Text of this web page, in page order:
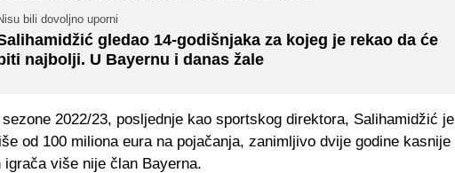
bili dovoljno uporni
gledao 14-godišnjaka za kojeg je rekao da će
najbolji. U Bayernu i danas žale
2022/23, posljednje kao sportskog direktora, Salihamidžić je
od 100 miliona eura na pojačanja, zanimljivo dvije godine kasnije
igrača više nije član Bayerna.